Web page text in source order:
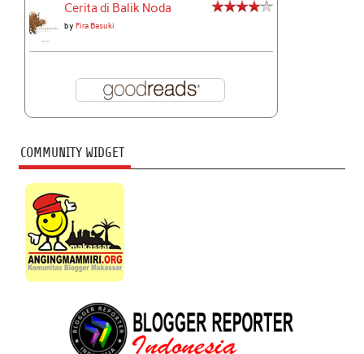
Cerita di Balik Noda
byFira Basuki
COMMUNITY WIDGET